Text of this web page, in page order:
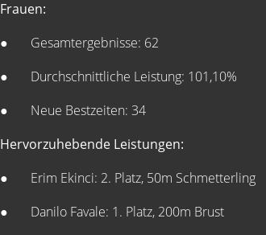
Frauen:
● Gesamtergebnisse: 62
● Durchschnittliche Leistung: 101,10%
● Neue Bestzeiten: 34
Hervorzuhebende Leistungen:
● Erim Ekinci: 2. Platz, 50m Schmetterling
● Danilo Favale: 1. Platz, 200m Brust